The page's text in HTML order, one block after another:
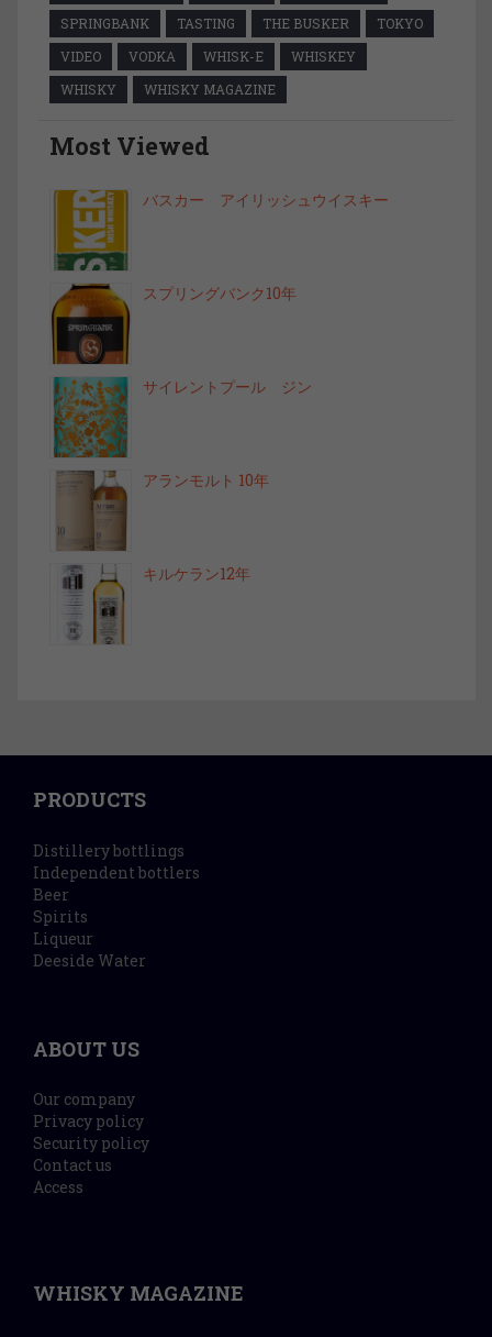
SPRINGBANK
TASTING THE BUSKER
TOKYO
VIDEO
VODKA WHISK-E
WHISKEY
WHISKY
WHISKY MAGAZINE
Most Viewed
バスカー アイリッシュウイスキー
スプリングバンク10年
サイレントプール ジン
アランモルト 10年
キルケラン12年
PRODUCTS
Distillery bottlings
Independent bottlers
Beer
Spirits
Liqueur
Deeside Water
ABOUT US
Our company
Privacy policy
Security policy
Contact us
Access
WHISKY MAGAZINE